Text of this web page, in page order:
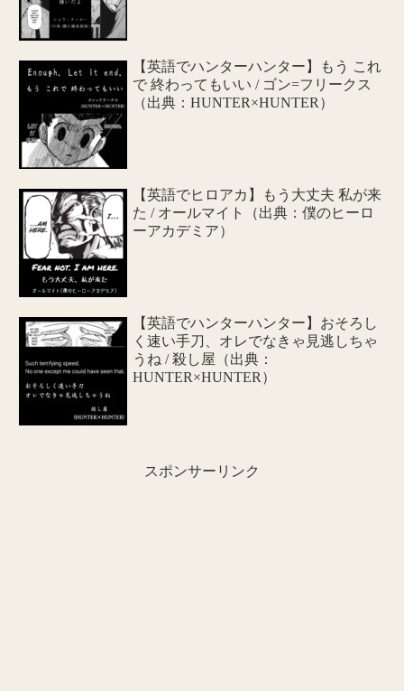
【英語でハンターハンター】もう これ
で 終わってもいい / ゴン=フリークス
（出典：HUNTER×HUNTER）
【英語でヒロアカ】もう大丈夫 私が来
た / オールマイト（出典：僕のヒーロ
ーアカデミア）
【英語でハンターハンター】おそろし
く速い手刀、オレでなきゃ見逃しちゃ
うね / 殺し屋（出典：
HUNTER×HUNTER）
スポンサーリンク